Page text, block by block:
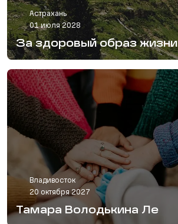
Астрахань
01 июля 2028
За здоровый образ жизни
Владивосток
20 октября 2027
Тамара Володькина Ле